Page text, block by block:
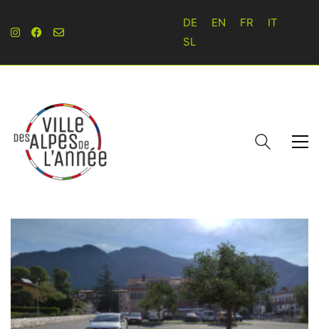
DE EN FR
IT
SL